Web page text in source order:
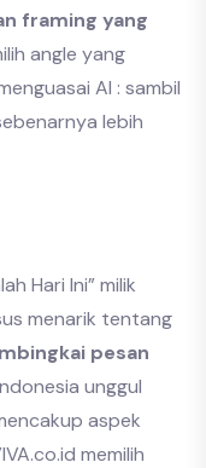
framing yang
angle yang
AI : sambil
lebih
Hari Ini” milik
menarik tentang
pesan
unggul
aspek
memilih